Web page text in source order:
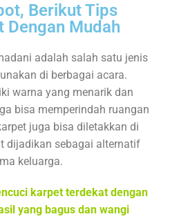
Berikut Tips
Dengan Mudah
adalah salah satu jenis
di berbagai acara.
warna yang menarik dan
bisa memperindah ruangan
juga bisa diletakkan di
dijadikan sebagai alternatif
keluarga.
karpet terdekat dengan
yang bagus dan wangi